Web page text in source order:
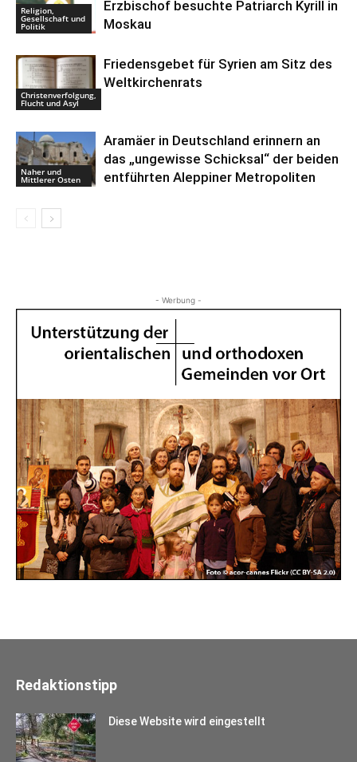
Religion,
Gesellschaft und
Politik
Erzbischof besuchte Patriarch Kyrill in
Moskau
Christenverfolgung,
Flucht und Asyl
Friedensgebet für Syrien am Sitz des
Weltkirchenrats
Naher und
Mittlerer Osten
Aramäer in Deutschland erinnern an
das „ungewisse Schicksal“ der beiden
entführten Aleppiner Metropoliten
- Werbung -
Redaktionstipp
Diese Website wird eingestellt